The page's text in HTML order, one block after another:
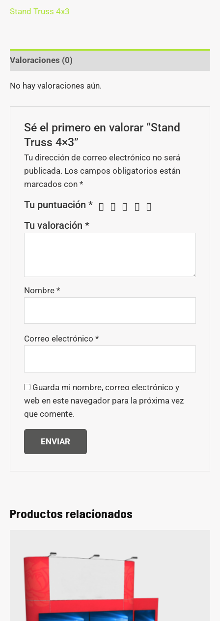
Stand Truss 4x3
Valoraciones (0)
No hay valoraciones aún.
Sé el primero en valorar “Stand
Truss 4×3”
Tu dirección de correo electrónico no será
publicada. Los campos obligatorios están
marcados con*
Tu puntuación*
Tu valoración*
Nombre*
Correo electrónico*
Guarda mi nombre, correo electrónico y
web en este navegador para la próxima vez
que comente.
Productos relacionados